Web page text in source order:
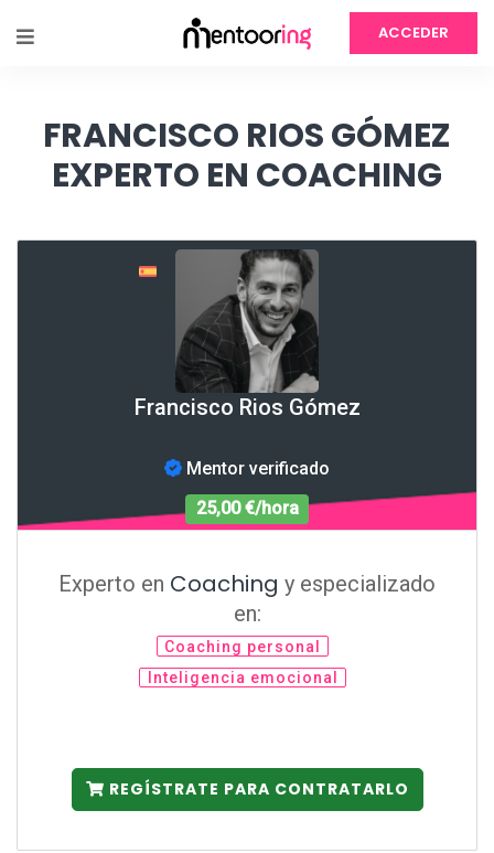
ACCEDER
FRANCISCO RIOS GÓMEZ
EXPERTO EN COACHING
Francisco Rios Gómez
Mentor verificado
25,00 €/hora
Experto en Coaching y especializado
en:
Coaching personal
Inteligencia emocional
REGÍSTRATE PARA CONTRATARLO